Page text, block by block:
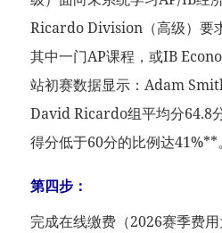
Ricardo Division（高级）要
其中一门AP课程，或IB
站初赛数据显示：Adam
David Ricardo组平均分64.8
得分低于60分的比例达41%**。
第四步：
完成在线缴费（2026赛季费